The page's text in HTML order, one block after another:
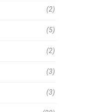
(2)
(5)
(2)
(3)
(3)